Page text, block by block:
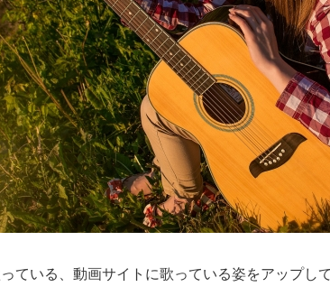
ている、動画サイトに歌っている姿をアップし